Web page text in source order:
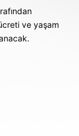
ve yaşam